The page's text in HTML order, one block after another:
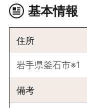
基本情報
住所
岩手県釜石市※1
備考